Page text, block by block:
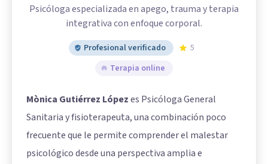
Psicóloga especializada en apego, trauma y terapia
integrativa con enfoque corporal.
Profesional verificado
5
Terapia online
Mònica Gutiérrez Lópezes Psicóloga General
Sanitaria y fisioterapeuta, una combinación poco
frecuente que le permite comprender el malestar
psicológico desde una perspectiva amplia e